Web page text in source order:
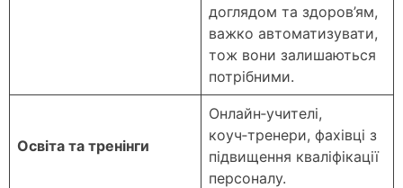
доглядом та здоров’ям,
важко автоматизувати,
тож вони залишаються
потрібними.
Освіта та тренінги
Онлайн‑учителі,
коуч‑тренери, фахівці з
підвищення кваліфікації
персоналу.